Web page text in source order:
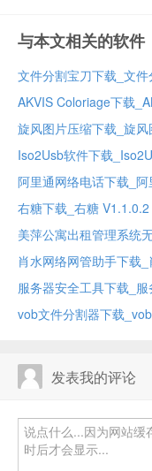
与本文相关的软件
文件分割宝刀下载_文
旋风图片压缩下载_旋
Iso2Usb软件下载
阿里通网络电话下载_
右糖下载_右糖
肖水网络网管助手下载
服务器安全工具下载_
vob文件分割器下载
发表我的评论